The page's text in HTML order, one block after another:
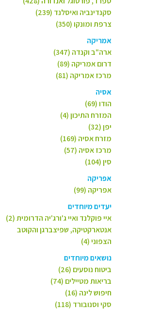
סקנדינביה ואיסלנד (239)
צרפת ומונקו (350)
אמריקה
ארה"ב וקנדה (347)
דרום אמריקה (89)
מרכז אמריקה (81)
אסיה
הודו (69)
המזרח התיכון (4)
יפן (32)
מזרח אסיה (169)
מרכז אסיה (57)
סין (104)
אפריקה
אפריקה (99)
יעדים מיוחדים
איי פוקלנד ואיי ג'ורג'יה הדרומית (2)
אנטארקטיקה, שפיצברגן והקוטב
הצפוני (4)
נושאים מיוחדים
ביטוח נוסעים (26)
בריאות מטיילים (74)
חיפוש לינה (16)
סקי וסנובורד (118)